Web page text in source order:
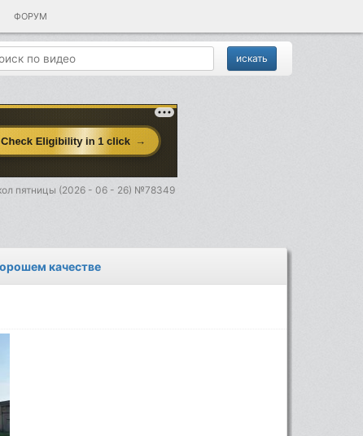
ФОРУМ
пятницы (2026 - 06 - 26) №78349
качестве